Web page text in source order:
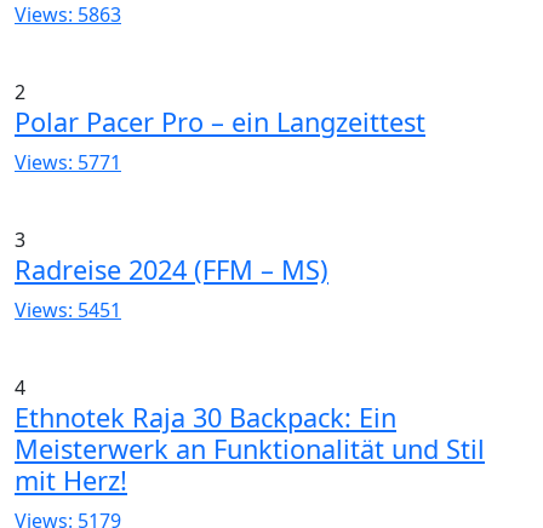
Views: 5863
2
Polar Pacer Pro – ein Langzeittest
Views: 5771
3
Radreise 2024 (FFM – MS)
Views: 5451
4
Ethnotek Raja 30 Backpack: Ein
Meisterwerk an Funktionalität und Stil
mit Herz!
Views: 5179